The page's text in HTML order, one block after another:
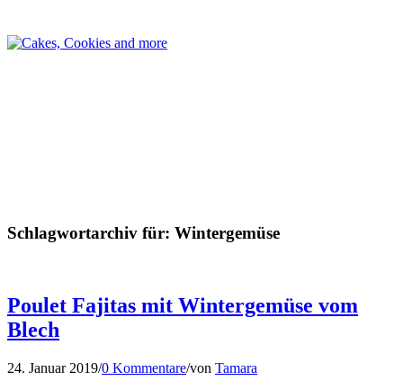
Schlagwortarchiv für: Wintergemüse
Poulet Fajitas mit Wintergemüse vom
Blech
24. Januar 2019/0 Kommentare/von Tamara